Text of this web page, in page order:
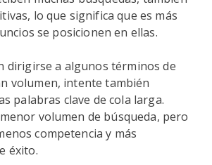
lo que significa que es más
se posicionen en ellas.
dirigirse a algunos términos de
volumen, intente también
palabras clave de cola larga.
volumen de búsqueda, pero
competencia y más
éxito.